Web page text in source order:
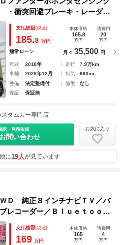
・衝突回避ブレーキ・レーダー
イング式ソファーベット車中泊
ＮＩ１６インチワイドアルミ・
ブラックグリル・ドラレコ・Ｅ
支払総額(税込)
185.8 万円
本体価格
165.8
万円
諸費用
20
万円
通常ローン 月々 35,500 円
年式 2018年 走行
7.9万km
車検
2026年12月 排気
660cc
整備
法定整備付 修復
なし
保証
保証無
タムカー専門店
認・見積依頼
問い合わせ
お気に入り
に19人が見ています
純正８インチナビＴＶ／バ
レコーダー／Ｂｌｕｅｔｏｏｔ
従クルーズコントロール／ビル
＆コード／フルフラット
支払総額(税込)
169 万円
本体価格
165
万円
諸費用
4
万円